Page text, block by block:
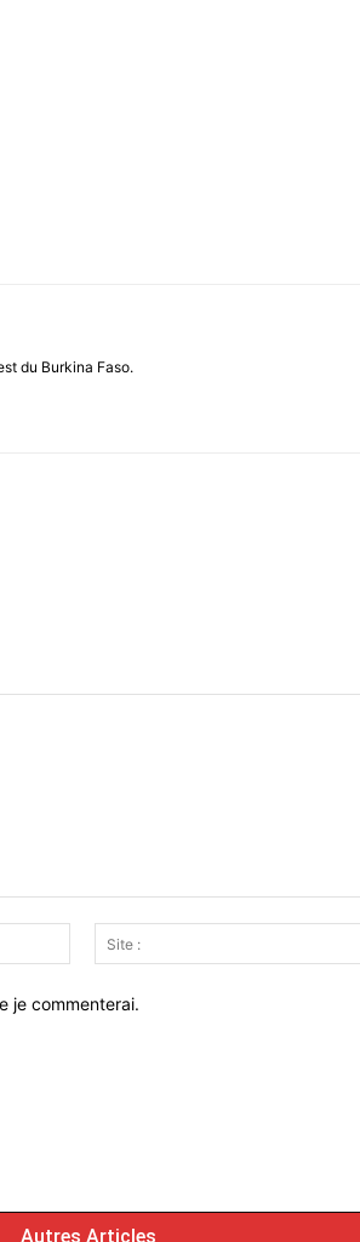
du Burkina Faso.
Email
:*
je commenterai.
Autres Articles